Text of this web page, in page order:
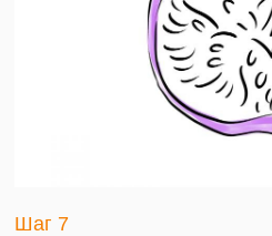
Шаг 7